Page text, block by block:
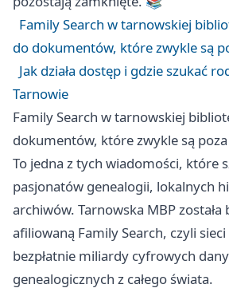
Family Search w tarnowskiej
do dokumentów, które zwykle są
Jak działa dostęp i gdzie szukać
Tarnowie
Family Search w tarnowskiej
dokumentów, które zwykle są
To jedna z tych wiadomości, które
pasjonatów genealogii, lokalnych
archiwów. Tarnowska MBP została
afiliowaną Family Search, czyli
bezpłatnie miliardy cyfrowych
genealogicznych z całego świata.